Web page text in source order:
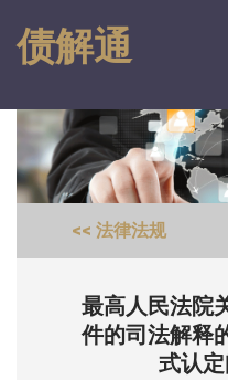
债解通
<< 法律法规
最高人民法院
件的司法解释
式认